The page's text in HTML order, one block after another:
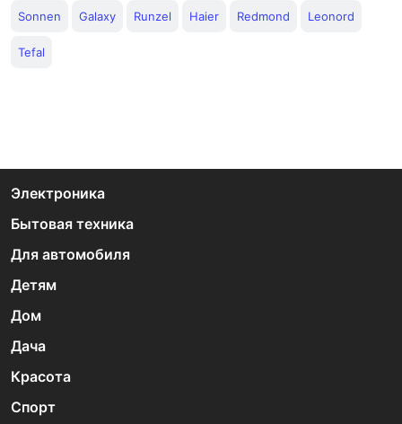
Sonnen Galaxy Runzel Haier Redmond Leonord
Tefal
Электроника
Бытовая техника
Для автомобиля
Детям
Дом
Дача
Красота
Спорт